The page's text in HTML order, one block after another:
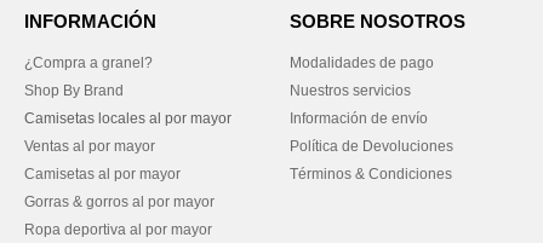
INFORMACIÓN
¿Compra a granel?
Shop By Brand
Camisetas locales al por mayor
Ventas al por mayor
Camisetas al por mayor
Gorras & gorros al por mayor
Ropa deportiva al por mayor
SOBRE NOSOTROS
Modalidades de pago
Nuestros servicios
Información de envío
Política de Devoluciones
Términos & Condiciones